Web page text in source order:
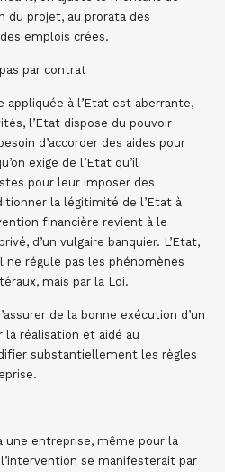
du projet, au prorata des
emplois crées.
par contrat
appliquée à l’Etat est aberrante,
l’Etat dispose du pouvoir
d’accorder des aides pour
exige de l’Etat qu’il
pour leur imposer des
la légitimité de l’Etat à
financière revient à le
d’un vulgaire banquier. L’Etat,
ne régule pas les phénomènes
mais par la Loi.
de la bonne exécution d’un
réalisation et aidé au
substantiellement les règles
une entreprise, même pour la
se manifesterait par